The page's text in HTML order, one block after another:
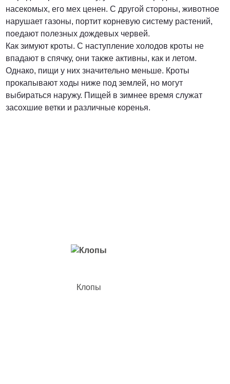
насекомых, его мех ценен. С другой стороны, животное
нарушает газоны, портит корневую систему растений,
поедают полезных дождевых червей.
Как зимуют кроты. С наступление холодов кроты не
впадают в спячку, они также активны, как и летом.
Однако, пищи у них значительно меньше. Кроты
прокапывают ходы ниже под землей, но могут
выбираться наружу. Пищей в зимнее время служат
засохшие ветки и различные коренья.
Клопы